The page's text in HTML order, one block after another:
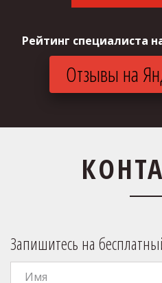
Рейтинг специалиста
Отзывы на
Запишитесь на